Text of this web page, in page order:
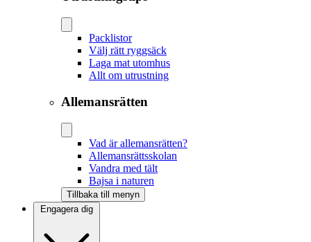
Packlistor
Välj rätt ryggsäck
Laga mat utomhus
Allt om utrustning
Allemansrätten
Vad är allemansrätten?
Allemansrättsskolan
Vandra med tält
Bajsa i naturen
Tillbaka till menyn
Engagera dig